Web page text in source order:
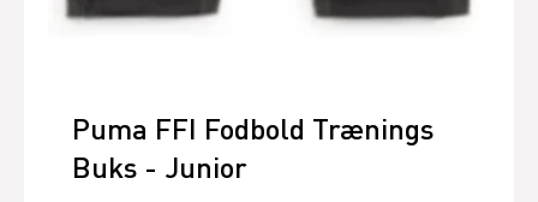
Puma FFI Fodbold Trænings
Buks - Junior